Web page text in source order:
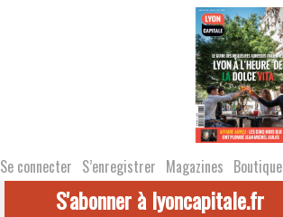
Se connecter S’enregistrer Magazines Boutique
S'abonner à lyoncapitale.fr